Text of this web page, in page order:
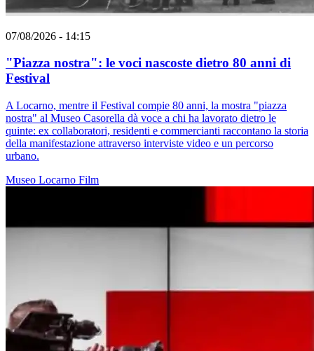
07/08/2026 - 14:15
"Piazza nostra": le voci nascoste dietro 80 anni di
Festival
A Locarno, mentre il Festival compie 80 anni, la mostra "piazza
nostra" al Museo Casorella dà voce a chi ha lavorato dietro le
quinte: ex collaboratori, residenti e commercianti raccontano la storia
della manifestazione attraverso interviste video e un percorso
urbano.
Museo Locarno Film